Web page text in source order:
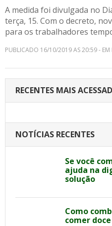
A medida foi divulgada no
terça, 15. Com o decreto,
para os trabalhadores
PUBLICADO 16/10/2019 AS 20:59 - EM
RECENTES MAIS
NOTÍCIAS RECENTES
Se você
ajuda na
solução
Como
comer